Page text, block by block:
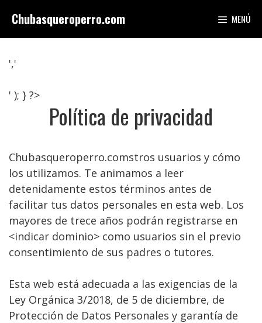
contenido
Chubasqueroperro.com MENÚ
','
' ); } ?>
Política de privacidad
Chubasqueroperro.comstros usuarios y cómo
los utilizamos. Te animamos a leer
detenidamente estos términos antes de
facilitar tus datos personales en esta web. Los
mayores de trece años podrán registrarse en
<indicar dominio> como usuarios sin el previo
consentimiento de sus padres o tutores.
Esta web está adecuada a las exigencias de la
Ley Orgánica 3/2018, de 5 de diciembre, de
Protección de Datos Personales y garantía de